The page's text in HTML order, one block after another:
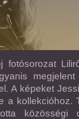
fotósorozat
A képeket
a kollekcióhoz.
közösségi